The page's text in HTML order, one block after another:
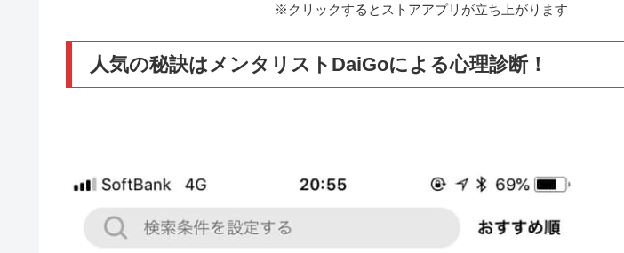
※クリックするとストアアプリが立ち上がります
人気の秘訣はメンタリストDaiGoによる心理診断！